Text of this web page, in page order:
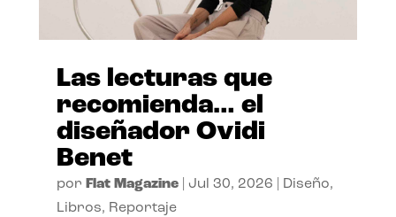
Las lecturas que
recomienda… el
diseñador Ovidi
Benet
por Flat Magazine| Jul 30, 2026 Diseño,
Libros, Reportaje